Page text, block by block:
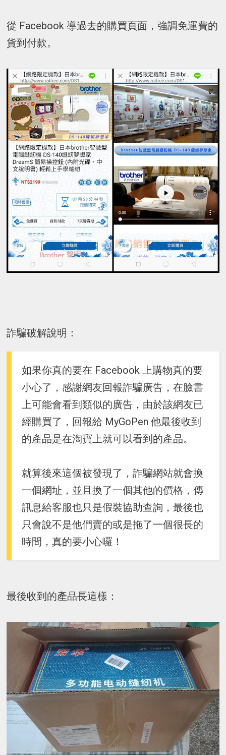
從 Facebook 導過去的購買頁面，強調免運費的
貨到付款。
詐騙破解說明：
如果你真的要在 Facebook 上購物真的要
小心了，感謝網友回報詐騙廣告，在臉書
上可能會看到類似的廣告，由於該網友已
經購買了，回報給 MyGoPen 他最後收到
的產品是在淘寶上就可以看到的產品。
就算後來這個被發現了，詐騙網站就會換
一個網址，並且換了一個其他的價格，傳
訊息給客服也只是假裝協助查詢，最後也
只會說不是他們賣的或是拖了一個很長的
時間，真的要小心囉！
最後收到的產品長這樣：